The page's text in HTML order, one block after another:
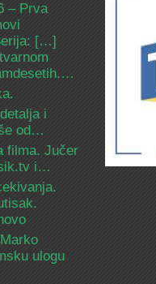
– Prva
[…]
i
od…
filma. Jučer
i…
ulogu